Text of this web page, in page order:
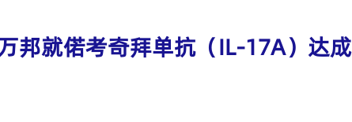
邦就偌考奇拜单抗（IL-17A）达